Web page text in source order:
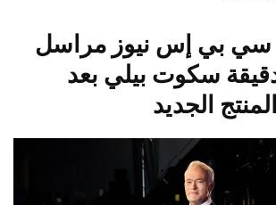
سي بي إس نيوز مراسل
60 دقيقة سكوت بيلي بعد
الجديد